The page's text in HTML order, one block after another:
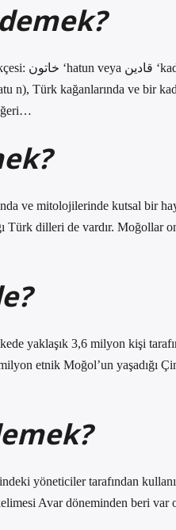
Türk kağanlarında ve bir
ve mitolojilerinde kutsal bir
Türk dilleri de vardır.
yaklaşık 3,6 milyon kişi
etnik Moğol’un yaşadığı
yöneticiler tarafından
Avar döneminden beri var